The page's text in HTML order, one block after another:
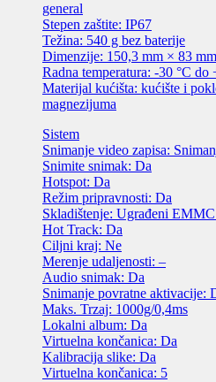
general
Stepen zaštite: IP67
Težina: 540 g bez baterije
Dimenzije: 150,3 mm × 83
Radna temperatura: -30 °C do
Materijal kućišta: kućište i
magnezijuma
Sistem
Snimanje video zapisa:
Snimite snimak: Da
Hotspot: Da
Režim pripravnosti: Da
Skladištenje: Ugrađeni
Hot Track: Da
Ciljni kraj: Ne
Merenje udaljenosti: –
Audio snimak: Da
Snimanje povratne aktivacije:
Maks. Trzaj: 1000g/0,4ms
Lokalni album: Da
Virtuelna končanica: Da
Kalibracija slike: Da
Virtuelna končanica: 5